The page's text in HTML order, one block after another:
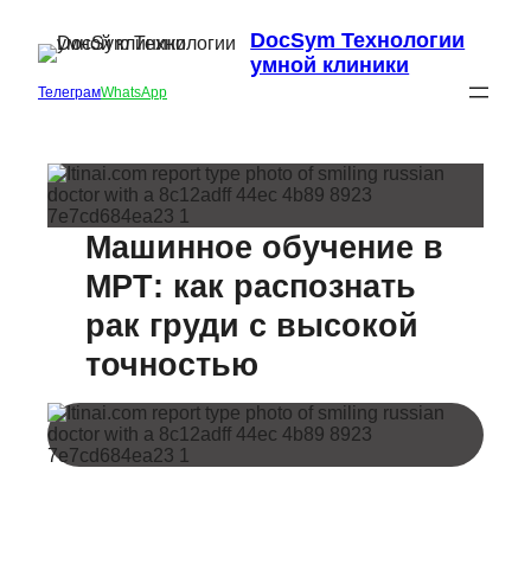
DocSym Технологии
умной клиники
ТелеграмWhatsApp
Машинное обучение в
МРТ: как распознать
рак груди с высокой
точностью